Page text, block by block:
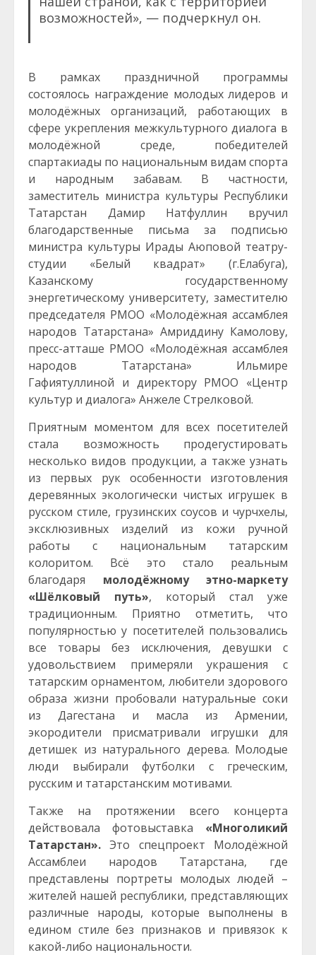
возможностей», — подчеркнул он.
В рамках праздничной программы
состоялось награждение молодых лидеров и
молодёжных организаций, работающих в
сфере укрепления межкультурного диалога в
молодёжной среде, победителей
спартакиады по национальным видам спорта
и народным забавам. В частности,
заместитель министра культуры Республики
Татарстан Дамир Натфуллин вручил
благодарственные письма за подписью
министра культуры Ирады Аюповой театру-
студии «Белый квадрат» (г.Елабуга),
Казанскому государственному
энергетическому университету, заместителю
председателя РМОО «Молодёжная ассамблея
народов Татарстана» Амриддину Камолову,
пресс-атташе РМОО «Молодёжная ассамблея
народов Татарстана» Ильмире
Гафиятуллиной и директору РМОО «Центр
культур и диалога» Анжеле Стрелковой.
Приятным моментом для всех посетителей
стала возможность продегустировать
несколько видов продукции, а также узнать
из первых рук особенности изготовления
деревянных экологически чистых игрушек в
русском стиле, грузинских соусов и чурчхелы,
эксклюзивных изделий из кожи ручной
работы с национальным татарским
колоритом. Всё это стало реальным
благодаря молодёжному этно-маркету
«Шёлковый путь», который стал уже
традиционным. Приятно отметить, что
популярностью у посетителей пользовались
все товары без исключения, девушки с
удовольствием примеряли украшения с
татарским орнаментом, любители здорового
образа жизни пробовали натуральные соки
из Дагестана и масла из Армении,
экородители присматривали игрушки для
детишек из натурального дерева. Молодые
люди выбирали футболки с греческим,
русским и татарстанским мотивами.
Также на протяжении всего концерта
действовала фотовыставка «Многоликий
Татарстан». Это спецпроект Молодёжной
Ассамблеи народов Татарстана, где
представлены портреты молодых людей –
жителей нашей республики, представляющих
различные народы, которые выполнены в
едином стиле без признаков и привязок к
какой-либо национальности.